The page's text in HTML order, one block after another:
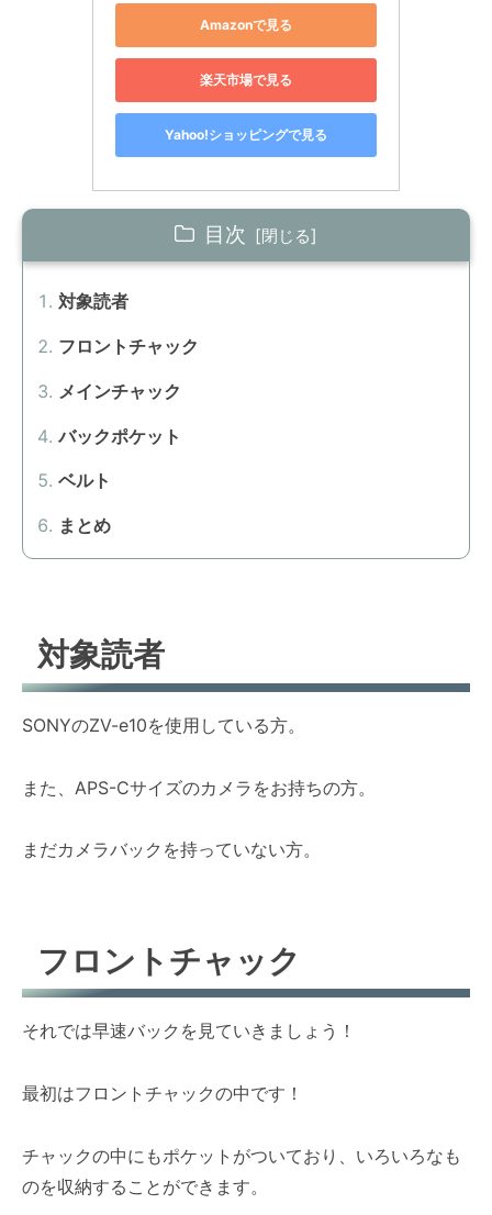
Amazonで見る
楽天市場で見る
Yahoo!ショッピングで見る
目次
対象読者
フロントチャック
メインチャック
バックポケット
ベルト
まとめ
対象読者
SONYのZV-e10を使用している方。
また、APS-Cサイズのカメラをお持ちの方。
まだカメラバックを持っていない方。
フロントチャック
それでは早速バックを見ていきましょう！
最初はフロントチャックの中です！
チャックの中にもポケットがついており、いろいろなも
のを収納することができます。